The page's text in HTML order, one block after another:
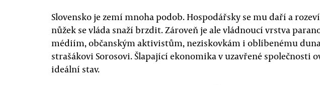
Slovensko je zemí mnoha podob. Hospodářsky se mu daří a
nůžek se vláda snaží brzdit. Zároveň je ale vládnoucí vrstva
médiím, občanským aktivistům, neziskovkám i oblíbenému
strašákovi Sorosovi. Šlapající ekonomika v uzavřené společnosti
ideální stav.